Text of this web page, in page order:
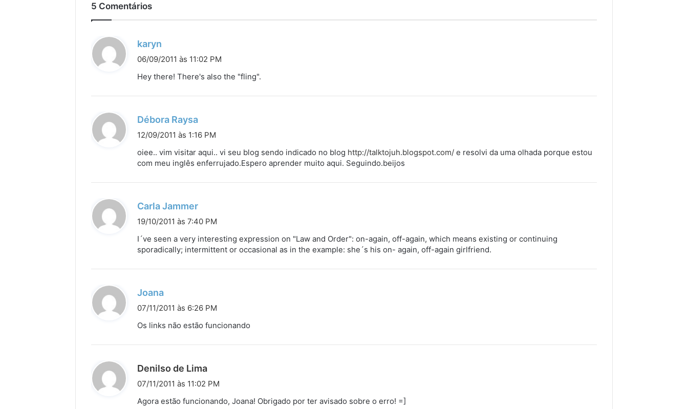
5 Comentários
karyn
i
e
06/09/2011 às 11:02 PM
Hey there! There's also the "fling".
Débora Raysa
i
s
12/09/2011 às 1:16 PM
oiee.. vim visitar aqui.. vi seu blog sendo indicado no blog http://talktojuh.blogspot.com/ e resolvi da uma olhada porque estou
com meu inglês enferrujado.Espero aprender muito aqui. Seguindo.beijos
Carla Jammer
i
s
19/10/2011 às 7:40 PM
I´ve seen a very interesting expression on "Law and Order": on-again, off-again, which means existing or continuing
sporadically; intermittent or occasional as in the example: she´s his on- again, off-again girlfriend.
Joana
i
e
07/11/2011 às 6:26 PM
Os links não estão funcionando
Denilso de Lima
i
07/11/2011 às 11:02 PM
Agora estão funcionando, Joana! Obrigado por ter avisado sobre o erro! =]